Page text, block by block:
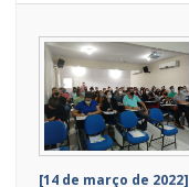
[14 de março de 2022]